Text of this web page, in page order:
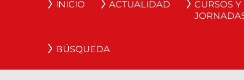
INICIO ACTUALIDAD
CURSOS Y
BÚSQUEDA